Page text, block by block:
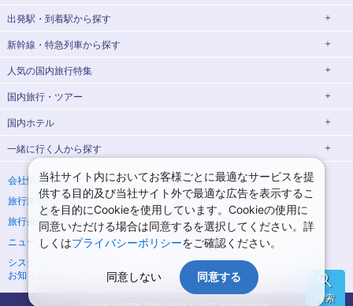
検索
JR・新幹線＋ホテルパック
出張パック
新幹線パック
大阪(新大阪)⇔東京
新幹線パック
出発駅・到着駅から探す
秋田⇔東京 新幹線パック
仙台→東京 新幹線パック
富山⇔東京 新幹線パック
東京→仙台 新幹線パック
東京→金沢 新幹線パック
東京⇔軽井沢 新幹線パック 東京→長野 新幹線パック
東京→名古屋 新幹線パック 東京→京都 新幹線パック
東京→大阪(新大阪) 新幹線パック 東京→神戸(新神戸) 新幹線パック
東京→岡山 新幹線パック 東京→広島 新幹線パック
東京⇔山口 新幹線パック 東京→福岡(博多) 新幹線パック
新幹線・特急列車から探す
北海道新幹線 旅行
山形新幹線 旅行
東海道新幹線 旅行
上越新幹線 旅行
九州新幹線 旅行 西九州新幹線 旅行
特急サンダーバード 旅行
人気の国内旅行特集
東京ディズニーリゾート®への旅
ユニバーサル・スタジオ・ジャパン(USJ)
飛行機+ホテルパック 桜・お花見特集
ゴールデンウィーク(GW)の旅行 夏休み・お盆休み旅行
シルバーウィーク旅行 冬休み旅行
紅葉旅行 クリスマスの旅行
年末年始・お正月の旅行 7月の旅行
8月の旅行 9月の旅行
国内旅行・ツアー
北海道旅行・ツアー
東北旅行・ツアー
青森旅行・ツアー 岩手旅行・ツアー
宮城旅行・ツアー 秋田旅行・ツアー
山形旅行・ツアー 福島旅行・ツアー
関東旅行・ツアー
東京旅行・ツアー 神奈川旅行・ツアー
国内ホテル
北海道ホテル・旅館
青森ホテル・旅館 岩手ホテル・旅館
宮城ホテル・旅館 秋田ホテル・旅館
山形ホテル・旅館 福島ホテル・旅館
一緒に行く人から探す
一人旅 国内版 家族・子連れ旅行 国内版
カップル・夫婦旅行 国内版 女子旅 国内版
卒業旅行・学生旅行 国内版
会社情報
プライバシーポリシー
旅行業登録票・約款
規約集
旅行条件書
商標について
ニュースリリース
採用情報
システムメンテナンスの
お知らせ
サイトマップ
当社サイト内においてお客様ごとに最適なサービスを提
供する目的及び当社サイト外で最適な広告を表示するこ
とを目的にCookieを使用しています。Cookieの使用に
同意いただける場合は同意するを選択してください。詳
しくはプライバシーポリシーをご確認ください。
同意しない 同意する